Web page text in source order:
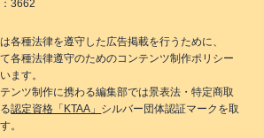
3662
各種法律を遵守した広告掲載を行うために、
各種法律遵守のためのコンテンツ制作ポリシー
ます。
ンツ制作に携わる編集部では景表法・特定商取
認定資格「KTAA」 シルバー団体認証マークを取
。